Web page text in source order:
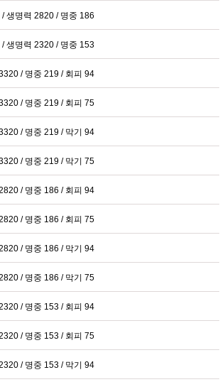
/ 생명력 2820 / 명중 186
/ 생명력 2320 / 명중 153
/ 명중 219 / 회피 94
/ 명중 219 / 회피 75
/ 명중 219 / 막기 94
/ 명중 219 / 막기 75
/ 명중 186 / 회피 94
/ 명중 186 / 회피 75
/ 명중 186 / 막기 94
/ 명중 186 / 막기 75
/ 명중 153 / 회피 94
/ 명중 153 / 회피 75
/ 명중 153 / 막기 94